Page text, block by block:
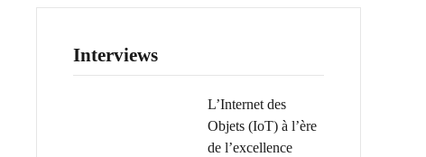
Interviews
L’Internet des
Objets (IoT) à l’ère
de l’excellence